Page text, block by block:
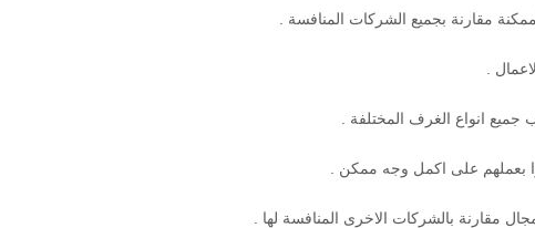
مقارنة بجميع الشركات المنافسة .
.
انواع الغرف المختلفة .
بعملهم على اكمل وجه ممكن .
مقارنة بالشركات الاخرى المنافسة لها .